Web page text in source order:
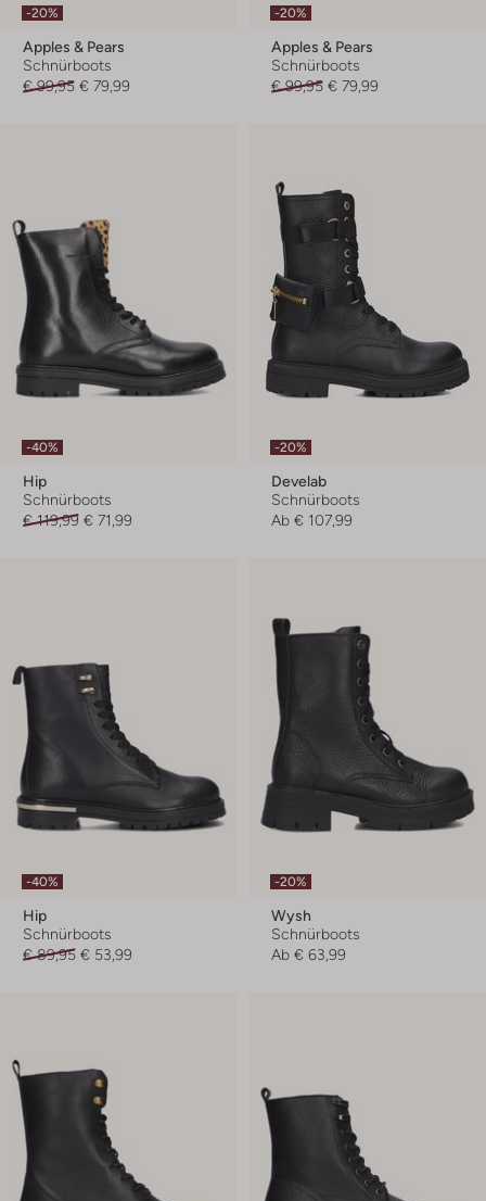
-20%
Apples & Pears
Schnürboots
€ 99,95 € 79,99
-20%
Apples & Pears
Schnürboots
€ 99,95 € 79,99
-40%
Hip
Schnürboots
€ 119,99 € 71,99
-20%
Develab
Schnürboots
Ab € 107,99
-40%
Hip
Schnürboots
€ 89,95 € 53,99
-20%
Wysh
Schnürboots
Ab € 63,99